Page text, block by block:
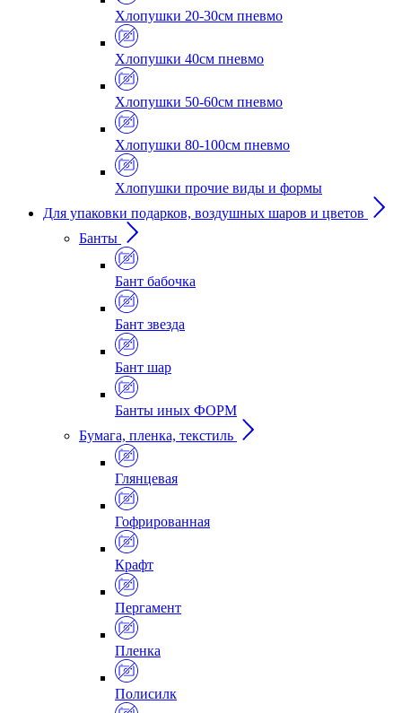
Хлопушки 20-30см пневмо
Хлопушки 40см пневмо
Хлопушки 50-60см пневмо
Хлопушки 80-100см пневмо
Хлопушки прочие виды и формы
Для упаковки подарков, воздушных шаров и цветов
Банты
Бант бабочка
Бант звезда
Бант шар
Банты иных ФОРМ
Бумага, пленка, текстиль
Глянцевая
Гофрированная
Крафт
Пергамент
Пленка
Полисилк